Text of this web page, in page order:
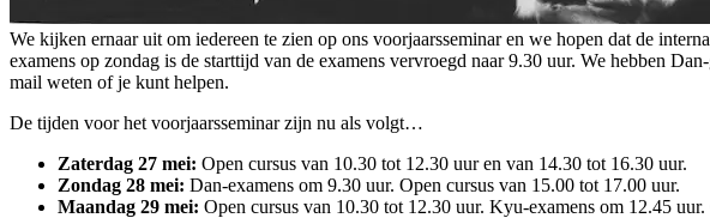
We kijken ernaar uit om iedereen te zien op ons voorjaarsseminar en we hopen dat de
examens op zondag is de starttijd van de examens vervroegd naar 9.30 uur. We hebben
mail weten of je kunt helpen.
De tijden voor het voorjaarsseminar zijn nu als volgt…
Zaterdag 27 mei: Open cursus van 10.30 tot 12.30 uur en van 14.30 tot 16.30 uur.
Zondag 28 mei: Dan-examens om 9.30 uur. Open cursus van 15.00 tot 17.00 uur.
Maandag 29 mei: Open cursus van 10.30 tot 12.30 uur. Kyu-examens om 12.45